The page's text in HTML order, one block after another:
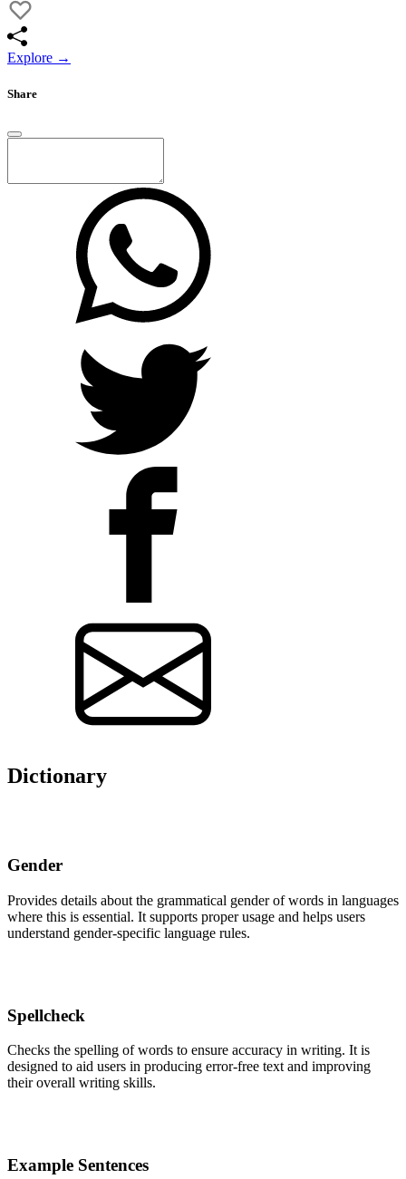
Explore →
Share
Dictionary
Gender
Provides details about the grammatical gender of words in languages
where this is essential. It supports proper usage and helps users
understand gender-specific language rules.
Spellcheck
Checks the spelling of words to ensure accuracy in writing. It is
designed to aid users in producing error-free text and improving
their overall writing skills.
Example Sentences